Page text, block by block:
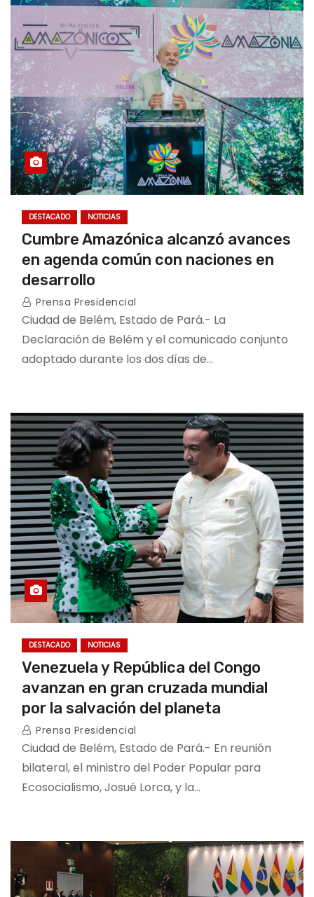
DESTACADO NOTICIAS
Cumbre Amazónica alcanzó avances
en agenda común con naciones en
desarrollo
Prensa Presidencial
Ciudad de Belém, Estado de Pará.- La
Declaración de Belém y el comunicado conjunto
adoptado durante los dos días de…
DESTACADO NOTICIAS
Venezuela y República del Congo
avanzan en gran cruzada mundial
por la salvación del planeta
Prensa Presidencial
Ciudad de Belém, Estado de Pará.- En reunión
bilateral, el ministro del Poder Popular para
Ecosocialismo, Josué Lorca, y la…